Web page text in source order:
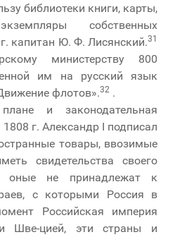
библиотеки книги, карты,
собственных
капитан Ю. Ф. Лисянский.31
министерству 800
им на русский язык
флотов».32 .
и законодательная
г. Александр I подписал
товары, ввозимые
свидетельства своего
оные не принадлежат к
с которыми Россия в
Российская империя
Шве-цией, эти страны и